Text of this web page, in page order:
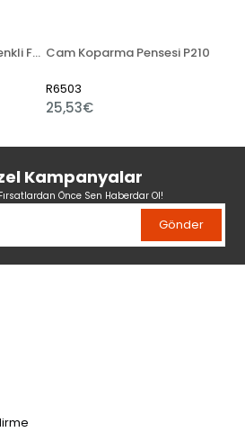
B71-1 Açık Kırmızı Opal Renkli Füzon Camı Cam Koparma Pensesi P210
R6503
25,53€
Kampanyalar
Önce Sen Haberdar Ol!
Gönder